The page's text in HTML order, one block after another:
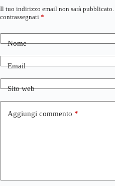
Il tuo indirizzo email non sarà pubblicato.
contrassegnati *
Nome
Email
Sito web
Aggiungi commento *